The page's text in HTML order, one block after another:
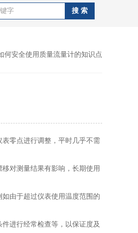
何安全使用质量流量计的知识点
零点进行调整，平时几乎不需
对测量结果有影响，长期使用
由于超过仪表使用温度范围的
进行经常检查等，以保证度及